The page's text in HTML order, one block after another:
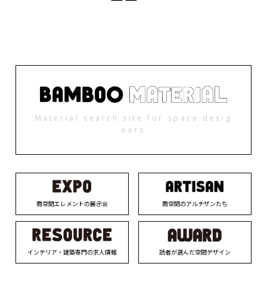
Material search site for space desig
ners
商空間エレメントの展示会 商空間のアルチザンたち
インテリア・建築専門の求人情報 読者が選んだ空間デザイン